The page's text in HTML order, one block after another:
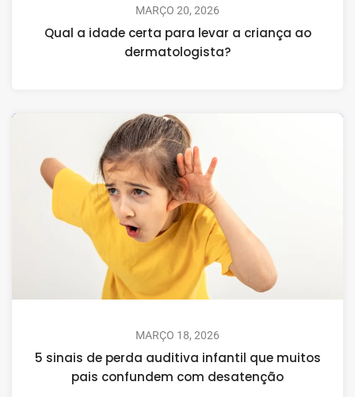
MARÇO 20, 2026
Qual a idade certa para levar a criança ao
dermatologista?
MARÇO 18, 2026
5 sinais de perda auditiva infantil que muitos
pais confundem com desatenção